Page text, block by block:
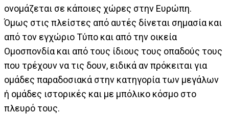
ονομάζεται σε κάποιες χώρες στην Ευρώπη.
Όμως στις πλείστες από αυτές δίνεται σημασία και
από τον εγχώριο Τύπο και από την οικεία
Ομοσπονδία και από τους ίδιους τους οπαδούς τους
που τρέχουν να τις δουν, ειδικά αν πρόκειται για
ομάδες παραδοσιακά στην κατηγορία των μεγάλων
ή ομάδες ιστορικές και με μπόλικο κόσμο στο
πλευρό τους.